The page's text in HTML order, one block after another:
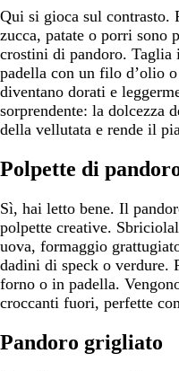
Qui si gioca sul contrasto.
zucca, patate o porri sono
crostini di pandoro.
padella con un filo d’olio
diventano dorati e
sorprendente: la dolcezza
della vellutata e rende il
Polpette di
Sì, hai letto bene. Il
polpette creative.
uova, formaggio
dadini di speck o verdure.
forno o in padella.
croccanti fuori, perfette
Pandoro grigliato